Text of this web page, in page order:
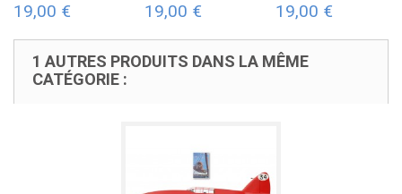
19,00 € 19,00 € 19,00 €
1 AUTRES PRODUITS DANS LA MÊME
CATÉGORIE :